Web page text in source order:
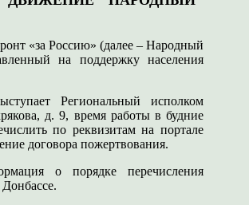
«за Россию» (далее – Народный
на поддержку населения
Региональный исполком
д. 9, время работы в будние
по реквизитам на портале
договора пожертвования.
о порядке перечисления